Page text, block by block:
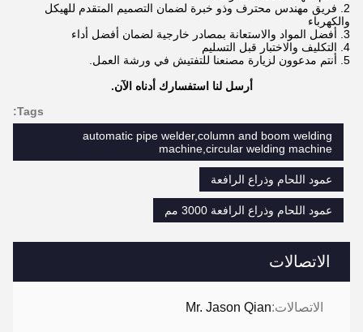
الاتصالات
الاتصالات:Mr. Jason Qian
2. فريق مهندس محترف وذو خبرة لضمان التصميم المتقدم للهيكل
والكهرباء
3. أفضل المواد والاستعانة بمصادر خارجية لضمان أفضل أداء
4. التكليف والاختبار قبل التسليم
5. أنتم مدعوون لزيارة مصنعنا للتفتيش في ورشة العمل.
أرسل لنا استفسارك أدناه الآن.
Tags:
automatic pipe welder,column and boom welding
machine,circular welding machine
عمود اللحام وذراع الرافعة
عمود اللحام وذراع الرافعة 3000 مم